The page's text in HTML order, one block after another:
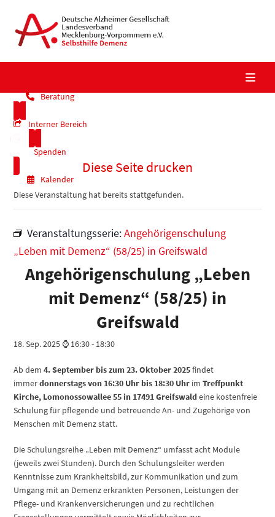
content
Beratung
Interner Bereich
Spenden
Kalender
Diese Seite drucken
Diese Veranstaltung hat bereits stattgefunden.
Veranstaltungsserie:Angehörigenschulung
„Leben mit Demenz“ (58/25) in Greifswald
Angehörigenschulung „Leben
mit Demenz“ (58/25) in
Greifswald
18. Sep. 2025 ⌚ 16:30- 18:30
Ab dem 4. September bis zum 23. Oktober2025findet
immerdonnerstags von 16:30 Uhr bis 18:30 Uhr imTreffpunkt
Kirche, Lomonossowallee 55 in 17491 Greifswald eine kostenfreie
Schulung für pflegende und betreuende An- und Zugehörige von
Menschen mit Demenz statt.
Die Schulungsreihe „Leben mit Demenz“ umfasst acht Module
(jeweils zwei Stunden). Durch den Schulungsleiter werden
Kenntnisse zum Krankheitsbild, zur Kommunikation und zum
Umgang mit an Demenz erkrankten Personen, Leistungen der
Pflege- und Krankenversicherungen und zu rechtlichen